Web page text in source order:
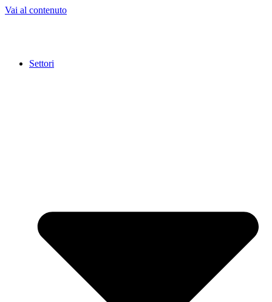
Vai al contenuto
Settori